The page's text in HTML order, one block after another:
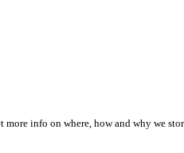
info on where, how and why we